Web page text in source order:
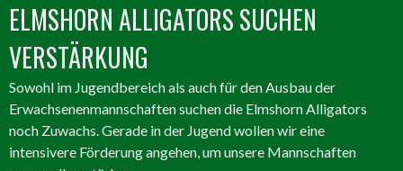
ELMSHORN ALLIGATORS SUCHEN
VERSTÄRKUNG
Sowohl im Jugendbereich als auch für den Ausbau der
Erwachsenenmannschaften suchen die Elmshorn Alligators
noch Zuwachs. Gerade in der Jugend wollen wir eine
intensivere Förderung angehen, um unsere Mannschaften